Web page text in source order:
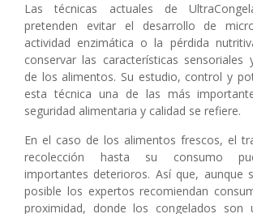
Las técnicas actuales de
pretenden evitar el desarrollo de
actividad enzimática o la pérdida
conservar las características sensoriales
de los alimentos. Su estudio, control y
esta técnica una de las más
seguridad alimentaria y calidad se refiere.
En el caso de los alimentos frescos, el
recolección hasta su consumo
importantes deterioros. Así que, aunque
posible los expertos recomiendan
proximidad, donde los congelados son